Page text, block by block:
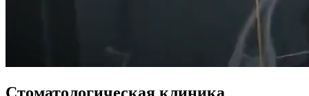
Стоматологическая клиника